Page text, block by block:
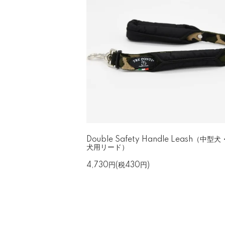
Double Safety Handle Leash（中型犬
犬用リード）
4,730円(税430円)